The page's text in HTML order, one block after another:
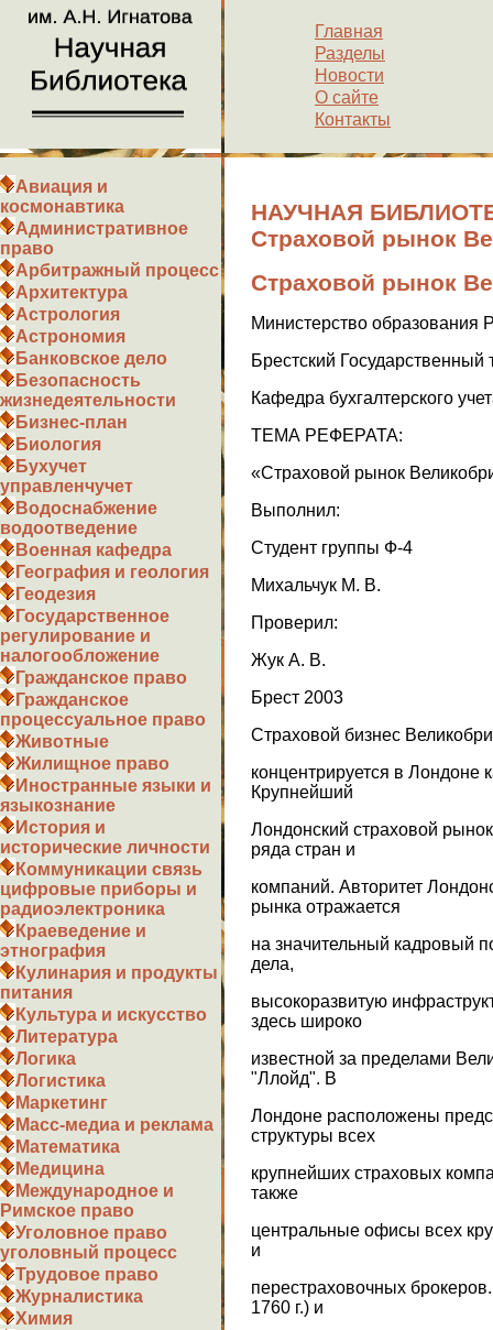
Главная
Разделы
Новости
О сайте
Контакты
Авиация и
космонавтика
Административное
право
Арбитражный процесс
Архитектура
Астрология
Астрономия
Банковское дело
Безопасность
жизнедеятельности
Бизнес-план
Биология
Бухучет
управленчучет
Водоснабжение
водоотведение
Военная кафедра
География и геология
Геодезия
Государственное
регулирование и
налогообложение
Гражданское право
Гражданское
процессуальное право
Животные
Жилищное право
Иностранные языки и
языкознание
История и
исторические личности
Коммуникации связь
цифровые приборы и
радиоэлектроника
Краеведение и
этнография
Кулинария и продукты
питания
Культура и искусство
Литература
Логика
Логистика
Маркетинг
Масс-медиа и реклама
Математика
Медицина
Международное и
Римское право
Уголовное право
уголовный процесс
Трудовое право
Журналистика
Химия
НАУЧНАЯ
Страховой рынок
Страховой рынок
Министерство образования
Брестский Государственный
Кафедра бухгалтерского
ТЕМА РЕФЕРАТА:
«Страховой рынок
Выполнил:
Студент группы Ф-4
Михальчук М. В.
Проверил:
Жук А. В.
Брест 2003
Страховой бизнес
концентрируется в
Крупнейший
Лондонский страховой
ряда стран и
компаний. Авторитет
рынка отражается
на значительный кадровый
дела,
высокоразвитую
здесь широко
известной за пределами
"Ллойд". В
Лондоне расположены
структуры всех
крупнейших страховых
также
центральные офисы всех
и
перестраховочных
1760 г.) и